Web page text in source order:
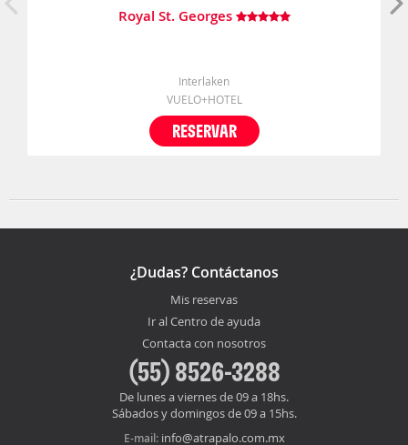
Royal St. Georges
Interlaken
VUELO+HOTEL
RESERVAR
¿Dudas? Contáctanos
Mis reservas
Ir al Centro de ayuda
Contacta con nosotros
(55) 8526-3288
De lunes a viernes de 09 a 18hs.
Sábados y domingos de 09 a 15hs.
E-mail: info@atrapalo.com.mx